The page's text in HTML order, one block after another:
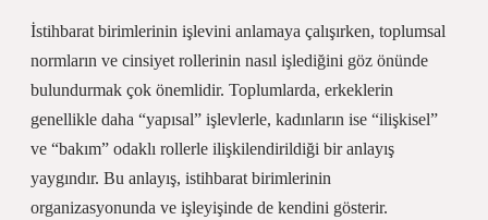
İstihbarat birimlerinin işlevini anlamaya çalışırken, toplumsal
normların ve cinsiyet rollerinin nasıl işlediğini göz önünde
bulundurmak çok önemlidir. Toplumlarda, erkeklerin
genellikle daha “yapısal” işlevlerle, kadınların ise “ilişkisel”
ve “bakım” odaklı rollerle ilişkilendirildiği bir anlayış
yaygındır. Bu anlayış, istihbarat birimlerinin
organizasyonunda ve işleyişinde de kendini gösterir.